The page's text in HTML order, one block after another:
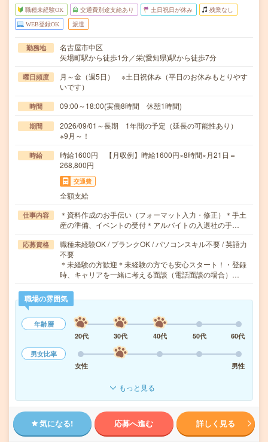
職種未経験OK 交通費別途支給あり 土日祝日が休み 残業なし
WEB登録OK 派遣
勤務地
名古屋市中区
矢場町駅から徒歩1分／栄(愛知県)駅から徒歩7分
曜日頻度
月～金（週5日） ※土日祝休み（平日のお休みもとりやす
いです）
時間 09:00～18:00(実働8時間 休憩1時間)
期間
2026/09/01～長期 1年間の予定（延長の可能性あり）
※9月～！
時給
時給1600円 【月収例】時給1600円×8時間×月21日＝
268,800円
交通費
全額支給
仕事内容
＊資料作成のお手伝い（フォーマット入力・修正）＊手土
産の準備、イベントの受付＊アルバイトの入退社の手…
応募資格
職種未経験OK / ブランクOK / パソコンスキル不要 / 英語力
不要
＊未経験の方歓迎＊未経験の方でも安心スタート！・登録
時、キャリアを一緒に考える面談（電話面談の場合）…
職場の雰囲気
年齢層
20代
30代 40代 50代
60代
男女比率
女性
男性
もっと見る
気になる! 応募へ進む 詳しく見る